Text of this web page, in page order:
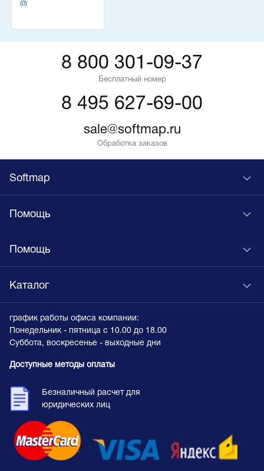
(0)
8 800 301-09-37
Бесплатный номер
8 495 627-69-00
sale@softmap.ru
Обработка заказов
Softmap
Помощь
Помощь
Каталог
график работы офиса компании:
Понедельник - пятница с 10.00 до 18.00
Суббота, воскресенье - выходные дни
Доступные методы оплаты
Безналичный расчет для
юридических лиц